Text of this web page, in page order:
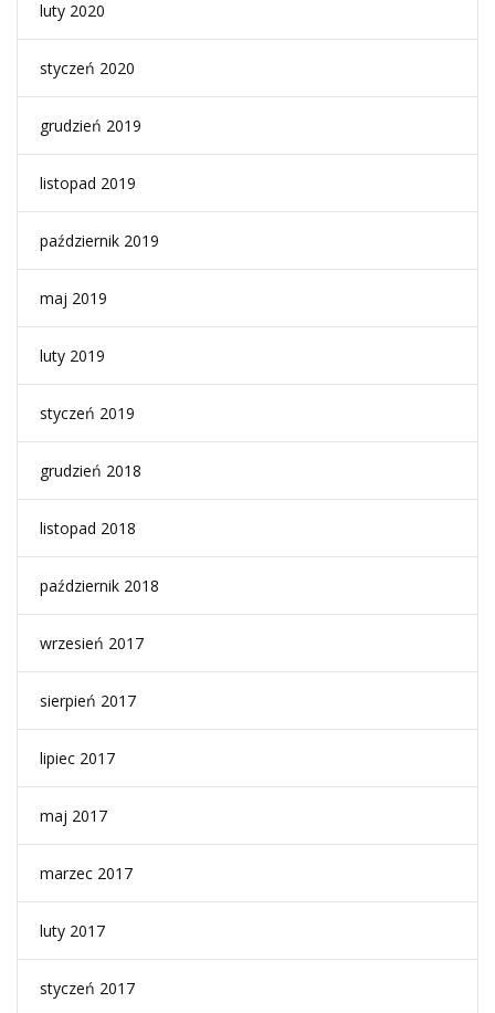
luty 2020
styczeń 2020
grudzień 2019
listopad 2019
październik 2019
maj 2019
luty 2019
styczeń 2019
grudzień 2018
listopad 2018
październik 2018
wrzesień 2017
sierpień 2017
lipiec 2017
maj 2017
marzec 2017
luty 2017
styczeń 2017